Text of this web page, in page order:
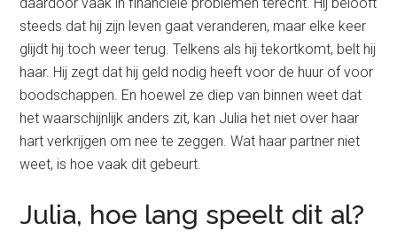
steeds dat hij zijn leven gaat veranderen, maar elke keer
glijdt hij toch weer terug. Telkens als hij tekortkomt, belt hij
haar. Hij zegt dat hij geld nodig heeft voor de huur of voor
boodschappen. En hoewel ze diep van binnen weet dat
het waarschijnlijk anders zit, kan Julia het niet over haar
hart verkrijgen om nee te zeggen. Wat haar partner niet
weet, is hoe vaak dit gebeurt.
Julia, hoe lang speelt dit al?